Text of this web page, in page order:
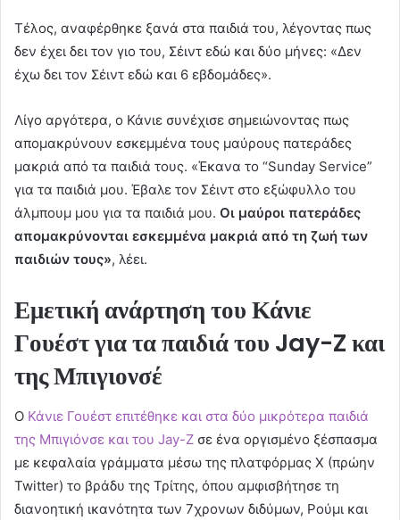
Τέλος, αναφέρθηκε ξανά στα παιδιά του, λέγοντας πως
δεν έχει δει τον γιο του, Σέιντ εδώ και δύο μήνες: «Δεν
έχω δει τον Σέιντ εδώ και 6 εβδομάδες».
Λίγο αργότερα, ο Κάνιε συνέχισε σημειώνοντας πως
απομακρύνουν εσκεμμένα τους μαύρους πατεράδες
μακριά από τα παιδιά τους. «Έκανα το “Sunday Service”
για τα παιδιά μου. Έβαλε τον Σέιντ στο εξώφυλλο του
άλμπουμ μου για τα παιδιά μου. Οι μαύροι πατεράδες
απομακρύνονται εσκεμμένα μακριά από τη ζωή των
παιδιών τους», λέει.
Εμετική ανάρτηση του Κάνιε
Γουέστ για τα παιδιά του Jay-Z και
της Μπιγιονσέ
Ο Κάνιε Γουέστ επιτέθηκε και στα δύο μικρότερα παιδιά
της Μπιγιόνσε και του Jay-Z σε ένα οργισμένο ξέσπασμα
με κεφαλαία γράμματα μέσω της πλατφόρμας X (πρώην
Twitter) το βράδυ της Τρίτης, όπου αμφισβήτησε τη
διανοητική ικανότητα των 7χρονων διδύμων, Ρούμι και